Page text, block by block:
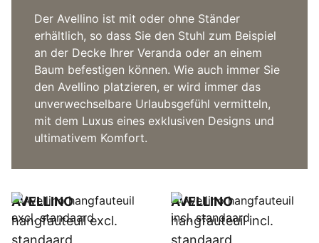
Der Avellino ist mit oder ohne Ständer
erhältlich, so dass Sie den Stuhl zum Beispiel
an der Decke Ihrer Veranda oder an einem
Baum befestigen können. Wie auch immer Sie
den Avellino platzieren, er wird immer das
unverwechselbare Urlaubsgefühl vermitteln,
mit dem Luxus eines exklusiven Designs und
ultimativem Komfort.
AVELLINO
hangfauteuil excl.
standaard
AVELLINO
hangfauteuil incl.
standaard